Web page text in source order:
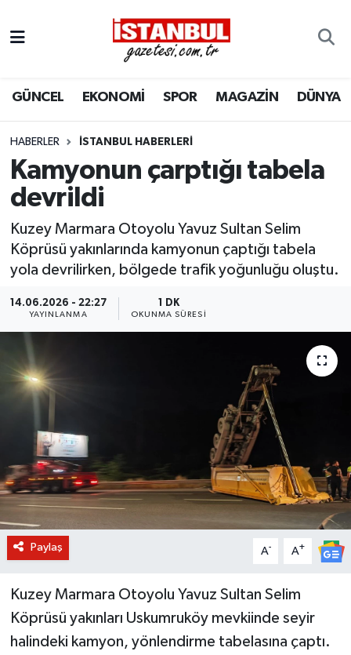
GÜNCEL EKONOMİ SPOR MAGAZİN DÜNYA
HABERLER İSTANBUL HABERLERI
Kamyonun çarptığı tabela
devrildi
Kuzey Marmara Otoyolu Yavuz Sultan Selim
Köprüsü yakınlarında kamyonun çaptığı tabela
yola devrilirken, bölgede trafik yoğunluğu oluştu.
14.06.2026 - 22:27
YAYINLANMA
1 DK
OKUNMA SÜRESI
Paylaş A- A+
Kuzey Marmara Otoyolu Yavuz Sultan Selim
Köprüsü yakınları Uskumruköy mevkiinde seyir
halindeki kamyon, yönlendirme tabelasına çaptı.
EKONOMİ
İSTANBUL
DÜNYA
MAGAZİN
KÜLTÜR SANAT
BİLİM VE TEKNOLOJİ
KURUMSAL
Nöbetçi Eczaneler
Hava Durumu
Trafik Durumu
Süper Lig Puan Durumu ve Fikstür
Son Dakika Haberleri
Haber Arşivi